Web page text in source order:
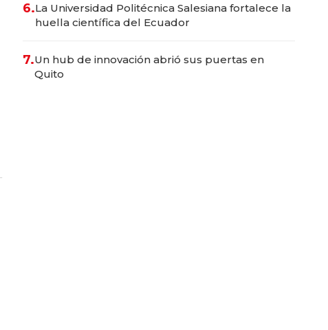
6.La Universidad Politécnica Salesiana fortalece la
huella científica del Ecuador
7.Un hub de innovación abrió sus puertas en
Quito